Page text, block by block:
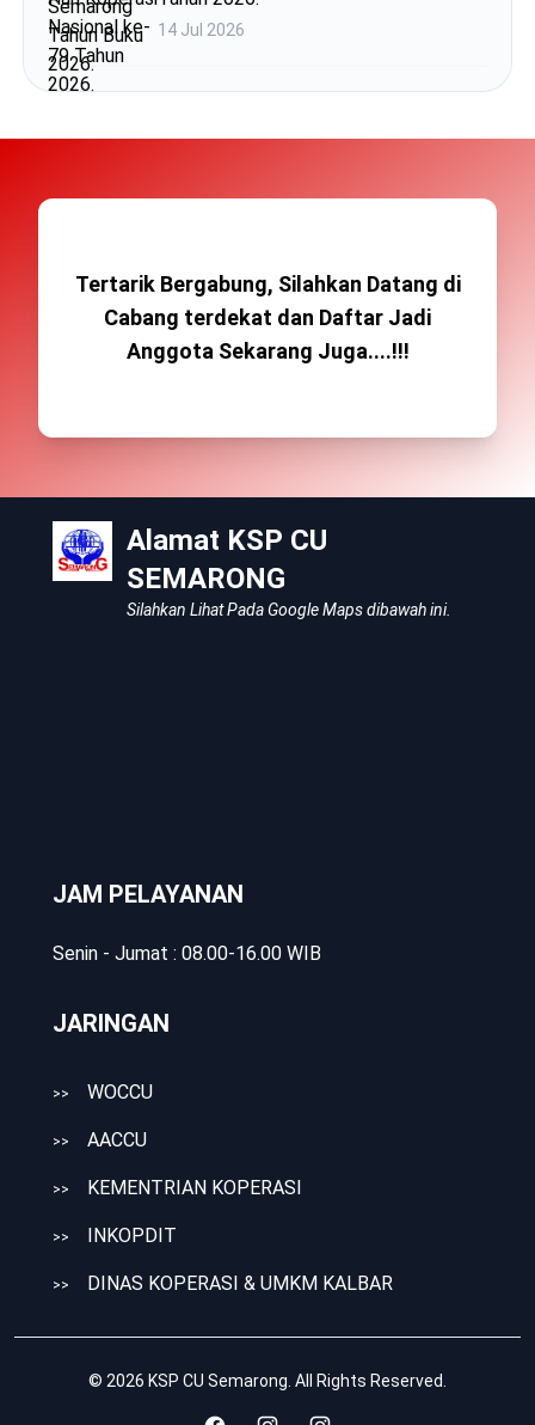
14 Jul 2026
Tertarik Bergabung, Silahkan Datang di
Cabang terdekat dan Daftar Jadi
Anggota Sekarang Juga....!!!
Alamat KSP CU
SEMARONG
Silahkan Lihat Pada Google Maps dibawah ini.
JAM PELAYANAN
Senin - Jumat : 08.00-16.00 WIB
JARINGAN
>> WOCCU
>> AACCU
>> KEMENTRIAN KOPERASI
>> INKOPDIT
>> DINAS KOPERASI & UMKM KALBAR
© 2026 KSP CU Semarong . All Rights Reserved.